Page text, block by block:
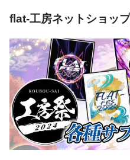
flat-工房ネットショッ